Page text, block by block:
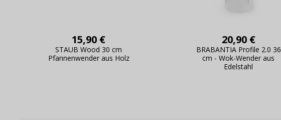
15,90 €
STAUB Wood 30 cm
Pfannenwender aus Holz
20,90 €
BRABANTIA Profile 2.0 36
cm - Wok-Wender aus
Edelstahl